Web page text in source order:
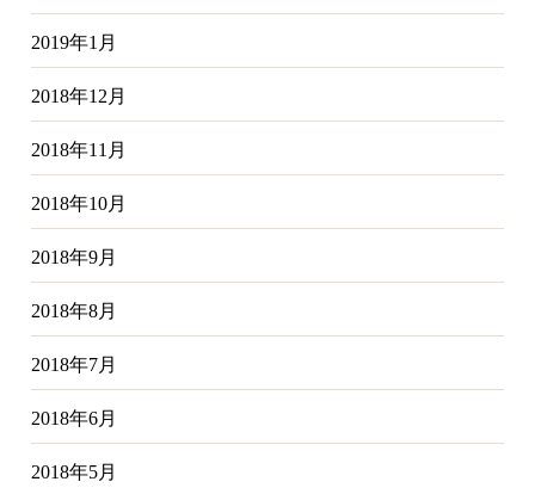
2019年1月
2018年12月
2018年11月
2018年10月
2018年9月
2018年8月
2018年7月
2018年6月
2018年5月